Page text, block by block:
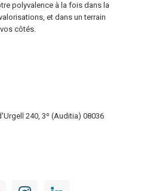
polyvalence à la fois dans la
et dans un terrain
côtés.
240, 3º (Auditia) 08036